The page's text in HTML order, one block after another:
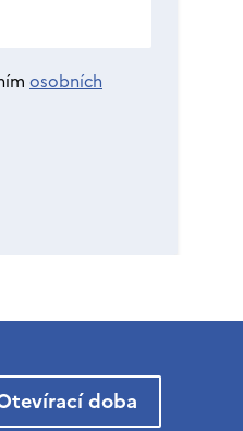
osobních
Otevírací doba